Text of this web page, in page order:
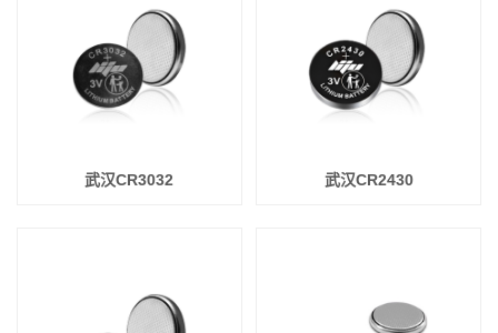
武汉CR3032 武汉CR2430